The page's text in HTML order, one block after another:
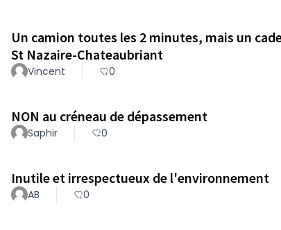
Un camion toutes les 2 minutes, mais un
St Nazaire-Chateaubriant
Vincent 0
NON au créneau de dépassement
Saphir 0
Inutile et irrespectueux de l'environnement
AB 0